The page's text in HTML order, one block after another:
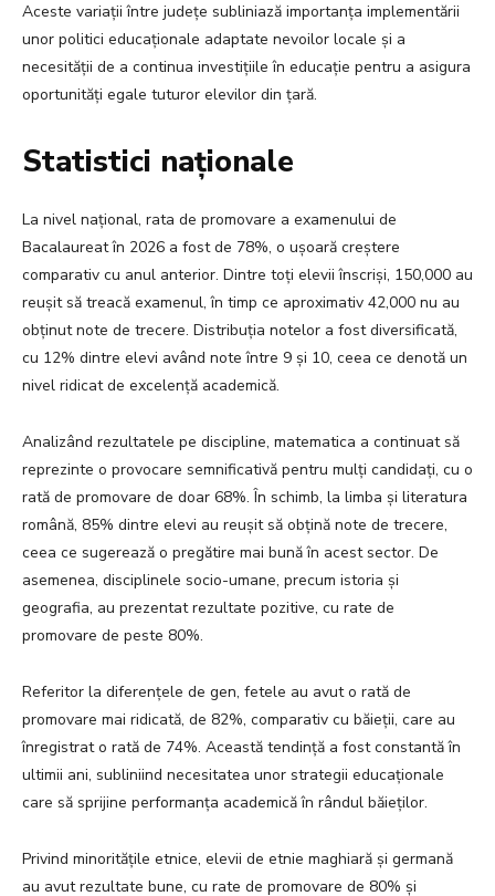
Aceste variații între județe subliniază importanța implementării
unor politici educaționale adaptate nevoilor locale și a
necesității de a continua investițiile în educație pentru a asigura
oportunități egale tuturor elevilor din țară.
Statistici naționale
La nivel național, rata de promovare a examenului de
Bacalaureat în 2026 a fost de 78%, o ușoară creștere
comparativ cu anul anterior. Dintre toți elevii înscriși, 150,000 au
reușit să treacă examenul, în timp ce aproximativ 42,000 nu au
obținut note de trecere. Distribuția notelor a fost diversificată,
cu 12% dintre elevi având note între 9 și 10, ceea ce denotă un
nivel ridicat de excelență academică.
Analizând rezultatele pe discipline, matematica a continuat să
reprezinte o provocare semnificativă pentru mulți candidați, cu o
rată de promovare de doar 68%. În schimb, la limba și literatura
română, 85% dintre elevi au reușit să obțină note de trecere,
ceea ce sugerează o pregătire mai bună în acest sector. De
asemenea, disciplinele socio-umane, precum istoria și
geografia, au prezentat rezultate pozitive, cu rate de
promovare de peste 80%.
Referitor la diferențele de gen, fetele au avut o rată de
promovare mai ridicată, de 82%, comparativ cu băieții, care au
înregistrat o rată de 74%. Această tendință a fost constantă în
ultimii ani, subliniind necesitatea unor strategii educaționale
care să sprijine performanța academică în rândul băieților.
Privind minoritățile etnice, elevii de etnie maghiară și germană
au avut rezultate bune, cu rate de promovare de 80% și